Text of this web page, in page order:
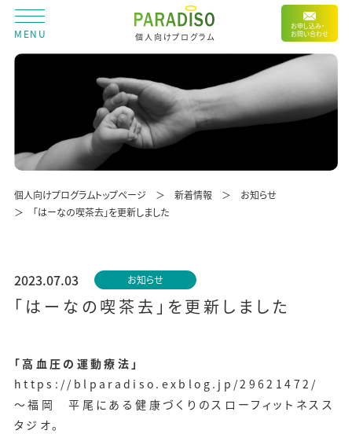
MENU 個人向けプログラム
お申し込み・
お問い合わせ
個人向けプログラムトップページ 新着情報
お知らせ
「はーなの喫茶去」を更新しました
2023.07.03 お知らせ
「はーなの喫茶去」を更新しました
「高血圧の運動療法」
https://blparadiso.exblog.jp/29621472/
～福岡 平尾にある健康づくりのスローフィットネスス
タジオ。